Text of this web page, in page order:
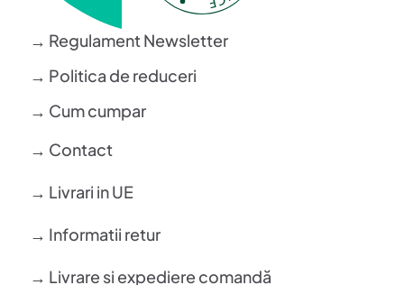
→ Regulament Newsletter
→ Politica de reduceri
→ Cum cumpar
→ Contact
→ Livrari in UE
→ Informatii retur
→ Livrare si expediere comandă